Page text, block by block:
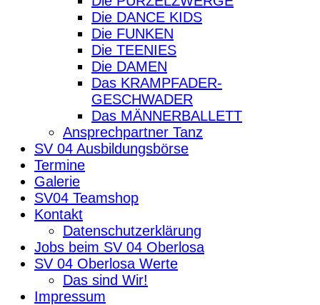
Die DANCE KIDS
Die FUNKEN
Die TEENIES
Die DAMEN
Das KRAMPFADER-
GESCHWADER
Das MÄNNERBALLETT
Ansprechpartner Tanz
SV 04 Ausbildungsbörse
Termine
Galerie
SV04 Teamshop
Kontakt
Datenschutzerklärung
Jobs beim SV 04 Oberlosa
SV 04 Oberlosa Werte
Das sind Wir!
Impressum